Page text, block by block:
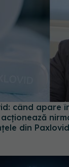
acționează
din
Va fi